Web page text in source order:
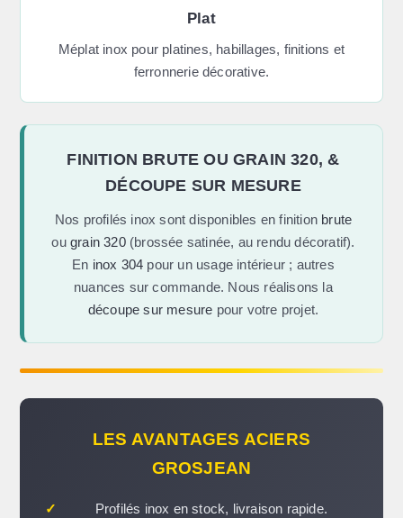
Plat
Méplat inox pour platines, habillages, finitions et
ferronnerie décorative.
FINITION BRUTE OU GRAIN 320, &
DÉCOUPE SUR MESURE
Nos profilés inox sont disponibles en finition brute
ou grain 320(brossée satinée, au rendu décoratif).
En inox 304 pour un usage intérieur ; autres
nuances sur commande. Nous réalisons la
découpe sur mesure pour votre projet.
LES AVANTAGES ACIERS
GROSJEAN
✓ Profilés inox en stock, livraison rapide.